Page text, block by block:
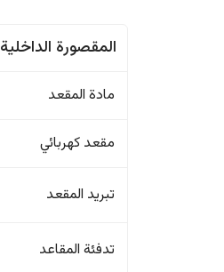
المقصورة الداخلية
مادة المقعد
مقعد كهربائي
تبريد المقعد
تدفئة المقاعد